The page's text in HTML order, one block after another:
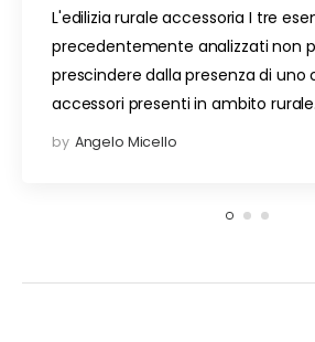
L'edilizia rurale accessoria I tre
precedentemente analizzati non
prescindere dalla presenza di
accessori presenti in ambito
by Angelo Micello